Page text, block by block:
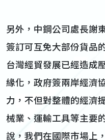
另外，中鋼公司處長謝
簽訂可互免大部份貨品
台灣經貿發展已經造成
緣化，政府簽兩岸經濟
力，不但對整體的經濟
械業、運輸工具等主要
說，我們在國際市場上